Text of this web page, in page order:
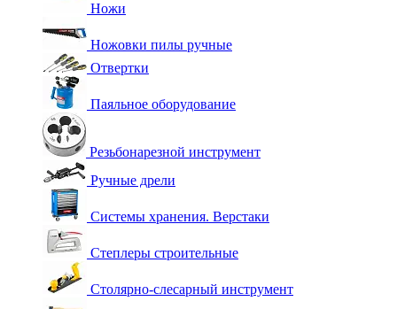
Ножи
Ножовки пилы ручные
Отвертки
Паяльное оборудование
Резьбонарезной инструмент
Ручные дрели
Системы хранения. Верстаки
Степлеры строительные
Столярно-слесарный инструмент